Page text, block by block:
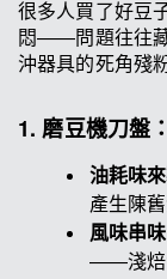
很多人買了好豆
悶——問題往往
沖器具的死角殘
1. 磨豆機刀盤
油耗味
產生陳
風味串味
——淺焙